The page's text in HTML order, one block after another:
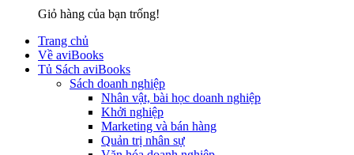
Giỏ hàng của bạn trống!
Trang chủ
Về aviBooks
Tủ Sách aviBooks
Sách doanh nghiệp
Nhân vật, bài học doanh nghiệp
Khởi nghiệp
Marketing và bán hàng
Quản trị nhân sự